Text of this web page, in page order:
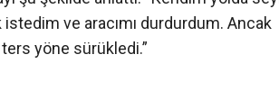
ve aracımı durdurdum. Ancak
yöne sürükledi.”